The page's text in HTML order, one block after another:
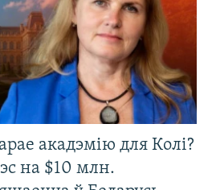
акадэмію для Колі?
на $10 млн.